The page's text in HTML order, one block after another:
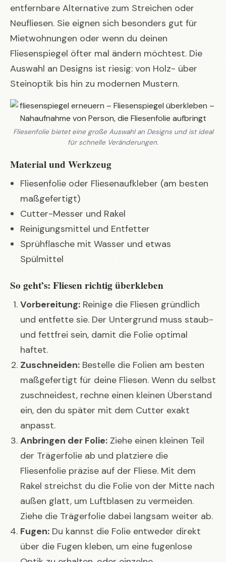
entfernbare Alternative zum Streichen oder
Neufliesen. Sie eignen sich besonders gut für
Mietwohnungen oder wenn du deinen
Fliesenspiegel öfter mal ändern möchtest. Die
Auswahl an Designs ist riesig: von Holz- über
Steinoptik bis hin zu modernen Mustern.
Fliesenfolie bietet eine große Auswahl an Designs und ist ideal
für schnelle Veränderungen.
Material und Werkzeug
Fliesenfolie oder Fliesenaufkleber (am besten
maßgefertigt)
Cutter-Messer und Rakel
Reinigungsmittel und Entfetter
Sprühflasche mit Wasser und etwas
Spülmittel
So geht’s: Fliesen richtig überkleben
Vorbereitung: Reinige die Fliesen gründlich
und entfette sie. Der Untergrund muss staub-
und fettfrei sein, damit die Folie optimal
haftet.
Zuschneiden: Bestelle die Folien am besten
maßgefertigt für deine Fliesen. Wenn du selbst
zuschneidest, rechne einen kleinen Überstand
ein, den du später mit dem Cutter exakt
anpasst.
Anbringen der Folie: Ziehe einen kleinen Teil
der Trägerfolie ab und platziere die
Fliesenfolie präzise auf der Fliese. Mit dem
Rakel streichst du die Folie von der Mitte nach
außen glatt, um Luftblasen zu vermeiden.
Ziehe die Trägerfolie dabei langsam weiter ab.
Fugen: Du kannst die Folie entweder direkt
über die Fugen kleben, um eine fugenlose